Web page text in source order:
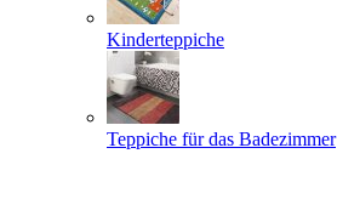
Kinderteppiche
Teppiche für das Badezimmer